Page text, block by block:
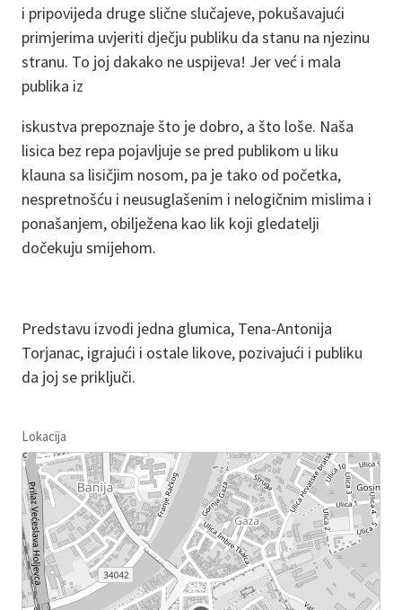
i pripovijeda druge slične slučajeve, pokušavajući
primjerima uvjeriti dječju publiku da stanu na njezinu
stranu. To joj dakako ne uspijeva! Jer već i mala
publika iz
iskustva prepoznaje što je dobro, a što loše. Naša
lisica bez repa pojavljuje se pred publikom u liku
klauna sa lisičjim nosom, pa je tako od početka,
nespretnošću i neusuglašenim i nelogičnim mislima i
ponašanjem, obilježena kao lik koji gledatelji
dočekuju smijehom.
Predstavu izvodi jedna glumica, Tena-Antonija
Torjanac, igrajući i ostale likove, pozivajući i publiku
da joj se priključi.
Lokacija